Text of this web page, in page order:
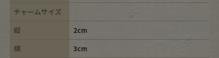
チャームサイズ
縦
2cm
横
3cm